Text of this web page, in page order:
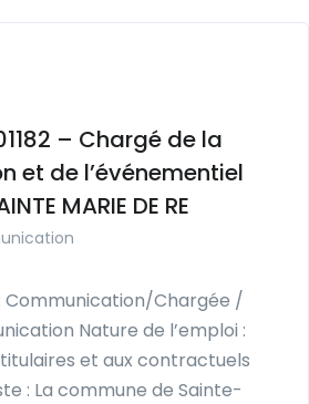
– Chargé de la
et de l’événementiel
MARIE DE RE
Communication/Chargée /
Nature de l’emploi :
et aux contractuels
: La commune de Sainte-